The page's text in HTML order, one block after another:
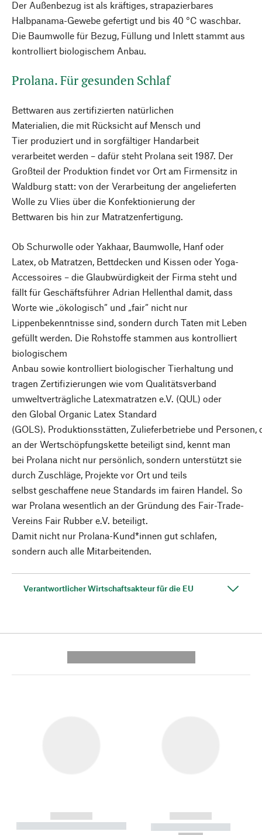
Der Außenbezug ist als kräftiges, strapazierbares
Halbpanama-Gewebe gefertigt und bis 40 °C waschbar.
Die Baumwolle für Bezug, Füllung und Inlett stammt aus
kontrolliert biologischem Anbau.
Prolana. Für gesunden Schlaf
Bettwaren aus zertifizierten natürlichen
Materialien, die mit Rücksicht auf Mensch und
Tier produziert und in sorgfältiger Handarbeit
verarbeitet werden – dafür steht Prolana seit 1987. Der
Großteil der Produktion findet vor Ort am Firmensitz in
Waldburg statt: von der Verarbeitung der angelieferten
Wolle zu Vlies über die Konfektionierung der
Bettwaren bis hin zur Matratzenfertigung.
Ob Schurwolle oder Yakhaar, Baumwolle, Hanf oder
Latex, ob Matratzen, Bettdecken und Kissen oder Yoga-
Accessoires – die Glaubwürdigkeit der Firma steht und
fällt für Geschäftsführer Adrian Hellenthal damit, dass
Worte wie „ökologisch“ und „fair“ nicht nur
Lippenbekenntnisse sind, sondern durch Taten mit Leben
gefüllt werden. Die Rohstoffe stammen aus kontrolliert
biologischem
Anbau sowie kontrolliert biologischer Tierhaltung und
tragen Zertifizierungen wie vom Qualitätsverband
umweltverträgliche Latexmatratzen e.V. (QUL) oder
den Global Organic Latex Standard
(GOLS). Produktionsstätten, Zulieferbetriebe und Personen,
an der Wertschöpfungskette beteiligt sind, kennt man
bei Prolana nicht nur persönlich, sondern unterstützt sie
durch Zuschläge, Projekte vor Ort und teils
selbst geschaffene neue Standards im fairen Handel. So
war Prolana wesentlich an der Gründung des Fair-Trade-
Vereins Fair Rubber e.V. beteiligt.
Damit nicht nur Prolana-Kund*innen gut schlafen,
sondern auch alle Mitarbeitenden.
Verantwortlicher Wirtschaftsakteur für die EU
------------
----------- ----------- --------
------------
----------- -----------